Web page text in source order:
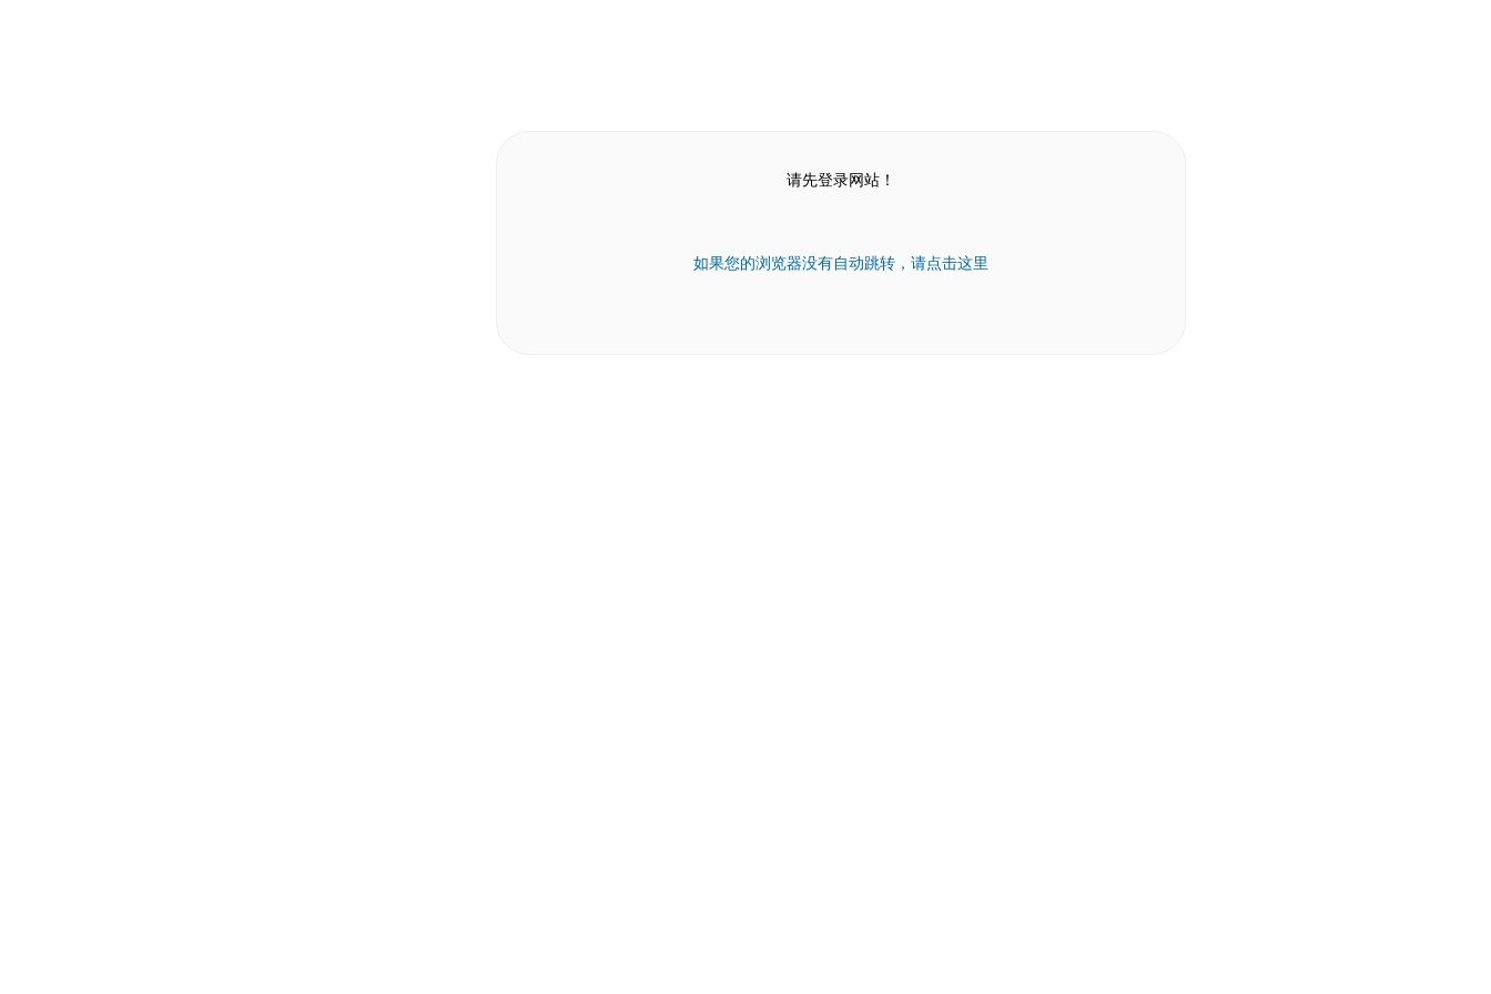
请先登录网站！
如果您的浏览器没有自动跳转，请点击这里